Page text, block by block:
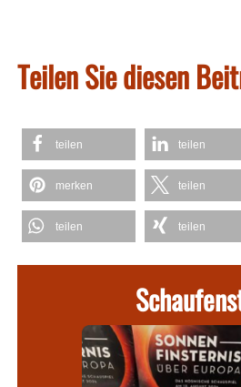
Teilen Sie diesen
teilen teilen
merken teilen
teilen teilen